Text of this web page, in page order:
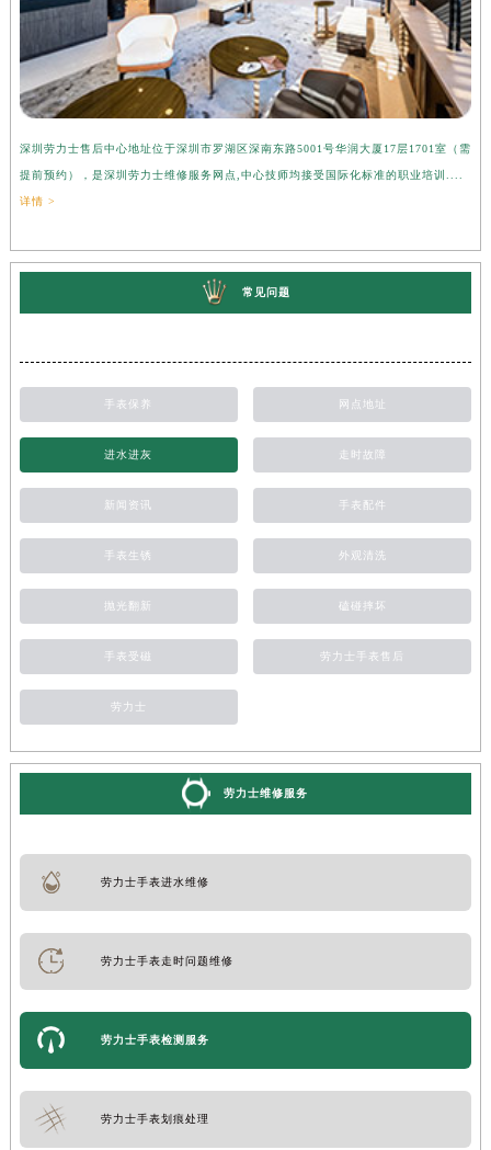
深圳劳力士售后中心地址位于深圳市罗湖区深南东路5001号华润大厦17层1701室（需
提前预约），是深圳劳力士维修服务网点,中心技师均接受国际化标准的职业培训....
详情 >
常见问题
手表保养 网点地址
进水进灰 走时故障
新闻资讯 手表配件
手表生锈 外观清洗
抛光翻新 磕碰摔坏
手表受磁 劳力士手表售后
劳力士
劳力士维修服务
劳力士手表进水维修
劳力士手表走时问题维修
劳力士手表检测服务
劳力士手表划痕处理